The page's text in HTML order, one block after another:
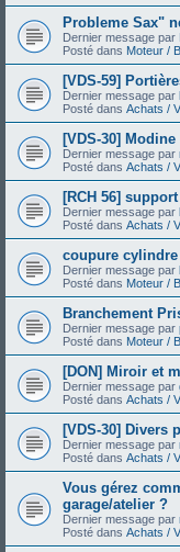
Probleme Sax"
Dernier message par
Posté dans Moteur /
[VDS-59]
Dernier message par
Posté dans Achats /
[VDS-30]
Dernier message par
Posté dans Achats /
[RCH 56]
Dernier message par
Posté dans Achats /
coupure cylindre
Dernier message par
Posté dans Moteur /
Branchement
Dernier message par
Posté dans Moteur /
[DON] Miroir et
Dernier message par
Posté dans Achats /
[VDS-30] Divers
Dernier message par
Posté dans Achats /
Vous gérez
garage/atelier ?
Dernier message par
Posté dans Achats /